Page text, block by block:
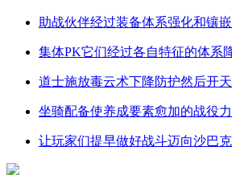
助战伙伴经过装备体系强化和镶
集体PK它们经过各自特征的体系
道士施放毒云术下降防护然后开
坐骑配备使养成要素愈加的战役
让玩家们提早做好战斗迈向沙巴